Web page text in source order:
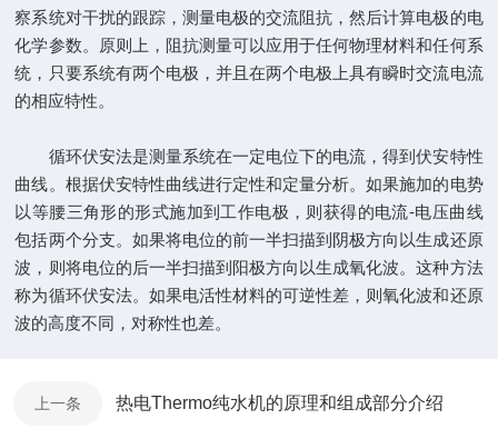
察系统对干扰的跟踪，测量电极的交流阻抗，然后计算电极的电
化学参数。原则上，阻抗测量可以应用于任何物理材料和任何系
统，只要系统有两个电极，并且在两个电极上具有瞬时交流电流
的相应特性。
循环伏安法是测量系统在一定电位下的电流，得到伏安特性
曲线。根据伏安特性曲线进行定性和定量分析。如果施加的电势
以等腰三角形的形式施加到工作电极，则获得的电流-电压曲线
包括两个分支。如果将电位的前一半扫描到阴极方向以生成还原
波，则将电位的后一半扫描到阳极方向以生成氧化波。这种方法
称为循环伏安法。如果电活性材料的可逆性差，则氧化波和还原
波的高度不同，对称性也差。
上一条 热电Thermo纯水机的原理和组成部分介绍